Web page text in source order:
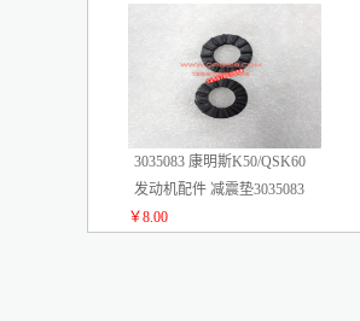
3035083 康明斯K50/QSK60
发动机配件 减震垫3035083
￥8.00